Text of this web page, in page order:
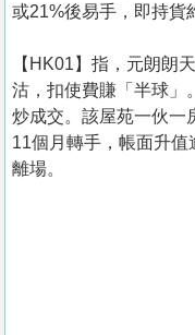
或21%後易手，即持貨
【HK01】指，元朗朗
沽，扣使費賺「半球」
炒成交。該屋苑一伙一
11個月轉手，帳面升
離場。